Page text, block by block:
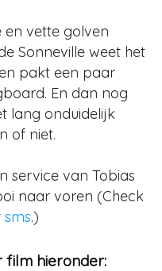
en vette golven
Sonneville weet het
pakt een paar
En dan nog
lang onduidelijk
of niet.
service van Tobias
naar voren (Check
.)
film hieronder: